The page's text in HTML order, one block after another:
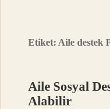
Etiket: Aile destek
Aile Sosyal
Alabilir